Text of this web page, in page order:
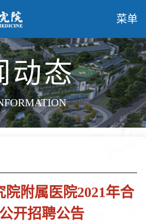
菜单
动态
附属医院2021年合
开招聘公告